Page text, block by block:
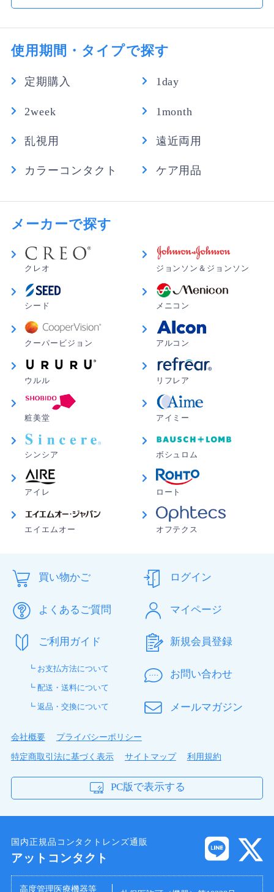
使用期間・タイプで探す
定期購入 1day
2week 1month
乱視用 遠近両用
カラーコンタクト ケア用品
メーカーで探す
クレオ ジョンソン＆ジョンソン
シード メニコン
クーパービジョン アルコン
ウルル リフレア
粧美堂 アイミー
シンシア ボシュロム
アイレ ロート
エイエムオー オフテクス
買い物かご
よくあるご質問
ご利用ガイド
┗ お支払方法について
┗ 配送・送料について
┗ 返品・交換について
ログイン
マイページ
新規会員登録
お問い合わせ
メールマガジン
会社概要
プライバシーポリシー
特定商取引法に基づく表示
サイトマップ 利用規約
PC版で表示する
国内正規品コンタクトレンズ通販
アットコンタクト
高度管理医療機器等